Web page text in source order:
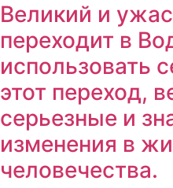
Великий и
переходит в
использовать
этот переход,
серьезные и
изменения в
человечества.